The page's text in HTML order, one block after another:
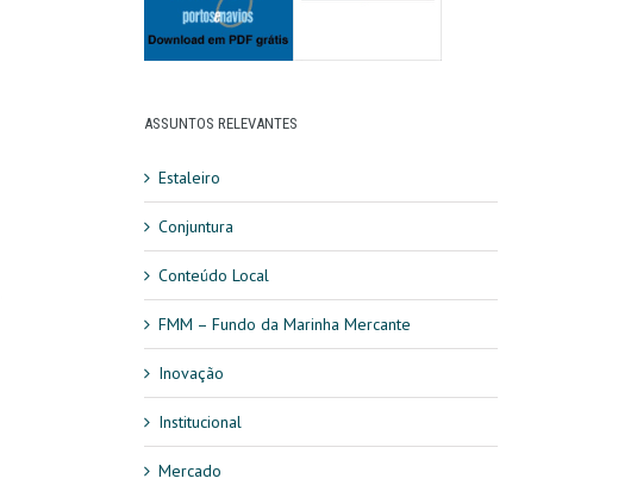
ASSUNTOS RELEVANTES
Estaleiro
Conjuntura
Conteúdo Local
FMM – Fundo da Marinha Mercante
Inovação
Institucional
Mercado